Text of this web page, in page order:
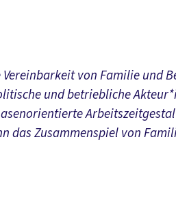
von Familie und
und betriebliche
Zusammenspiel von